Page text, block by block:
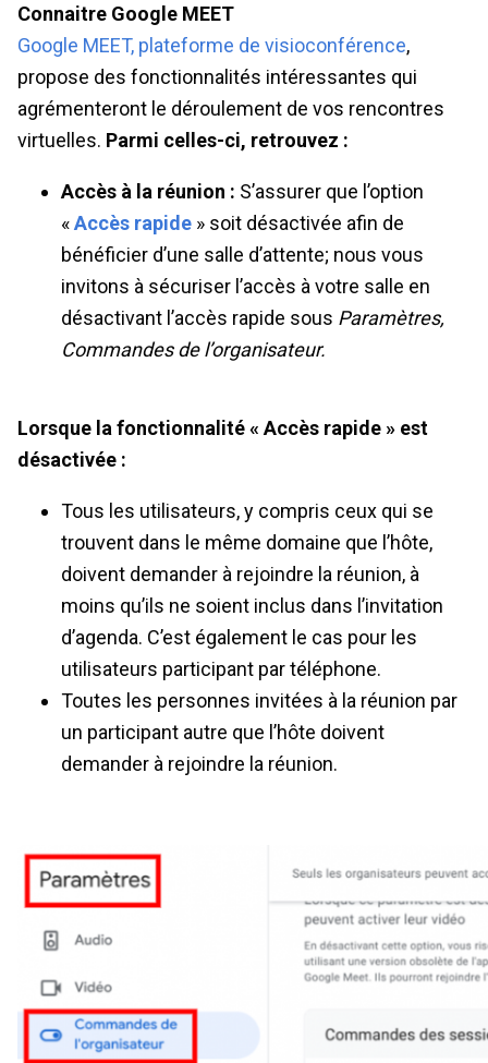
Connaitre Google MEET
Google MEET, plateforme de visioconférence,
propose des fonctionnalités intéressantes qui
agrémenteront le déroulement de vos rencontres
virtuelles. Parmi celles-ci, retrouvez :
Accès à la réunion : S’assurer que l’option
«Accès rapide » soit désactivée afin de
bénéficier d’une salle d’attente; nous vous
invitons à sécuriser l’accès à votre salle en
désactivant l’accès rapide sous Paramètres,
Commandes de l’organisateur.
Lorsque la fonctionnalité « Accès rapide » est
désactivée :
Tous les utilisateurs, y compris ceux qui se
trouvent dans le même domaine que l’hôte,
doivent demander à rejoindre la réunion, à
moins qu’ils ne soient inclus dans l’invitation
d’agenda. C’est également le cas pour les
utilisateurs participant par téléphone.
Toutes les personnes invitées à la réunion par
un participant autre que l’hôte doivent
demander à rejoindre la réunion.